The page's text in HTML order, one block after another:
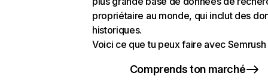
propriétaire au monde, qui inclut des
historiques.
Voici ce que tu peux faire avec Semrush
Comprends ton marché